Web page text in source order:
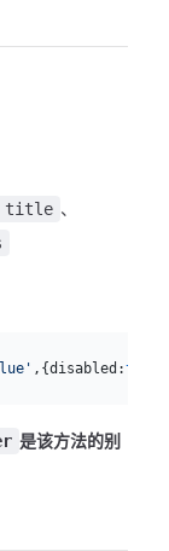
title 、
,{disabled:true
是该方法的别